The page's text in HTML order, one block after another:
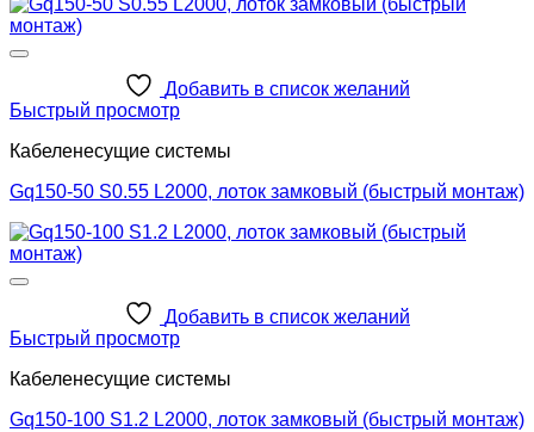
Добавить в список желаний
Быстрый просмотр
Кабеленесущие системы
Gq150-50 S0.55 L2000, лоток замковый (быстрый монтаж)
Добавить в список желаний
Быстрый просмотр
Кабеленесущие системы
Gq150-100 S1.2 L2000, лоток замковый (быстрый монтаж)